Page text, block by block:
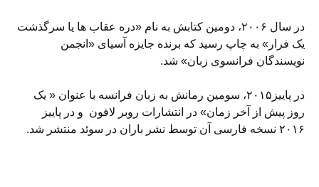
در سال ۲۰۰۶، دومین کتابش به نام «دره عقاب ها یا سرگذشت
یک فرار» به چاپ رسید که برنده جایزه آسیای «انجمن
نویسندگان فرانسوی زبان» شد.
در پاییز۲۰۱۵، سومین رمانش به زبان فرانسه با عنوان « یک
روز پیش از آخر زمان» در انتشارات روبر لافون و در پاییز
۲۰۱۶ نسخه فارسی آن توسط نشر باران در سوئد منتشر شد.